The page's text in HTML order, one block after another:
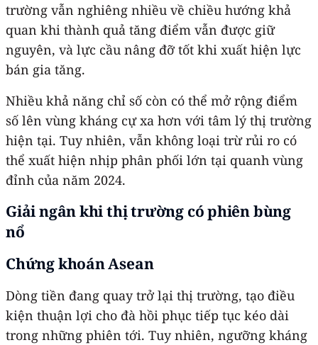
trường vẫn nghiêng nhiều về chiều hướng khả
quan khi thành quả tăng điểm vẫn được giữ
nguyên, và lực cầu nâng đỡ tốt khi xuất hiện lực
bán gia tăng.
Nhiều khả năng chỉ số còn có thể mở rộng điểm
số lên vùng kháng cự xa hơn với tâm lý thị trường
hiện tại. Tuy nhiên, vẫn không loại trừ rủi ro có
thể xuất hiện nhịp phân phối lớn tại quanh vùng
đỉnh của năm 2024.
Giải ngân khi thị trường có phiên bùng
nổ
Chứng khoán Asean
Dòng tiền đang quay trở lại thị trường, tạo điều
kiện thuận lợi cho đà hồi phục tiếp tục kéo dài
trong những phiên tới. Tuy nhiên, ngưỡng kháng